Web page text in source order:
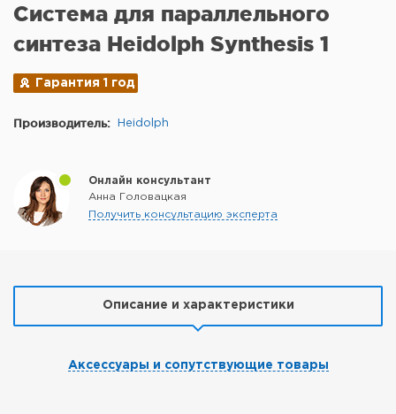
Система для параллельного
синтеза Heidolph Synthesis 1
Гарантия 1 год
Производитель: Heidolph
Онлайн консультант
Анна Головацкая
Получить консультацию эксперта
Описание и характеристики
Аксессуары и сопутствующие товары